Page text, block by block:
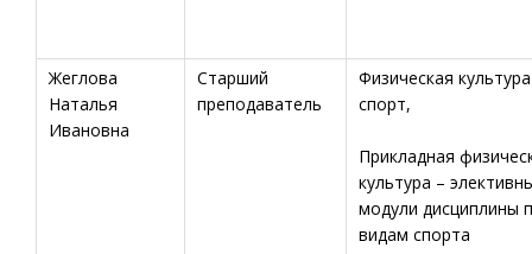
Жеглова
Наталья
Ивановна
Старший
преподаватель
Физическая
спорт,
Прикладная
культура –
модули дисциплины
видам спорта